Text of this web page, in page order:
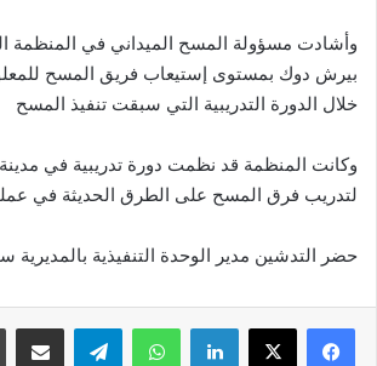
وأشادت مسؤولة المسح الميداني في المنظمة
بيرش دوك بمستوى إستيعاب فريق المسح
خلال الدورة التدريبية التي سبقت تنفيذ المسح
وكانت المنظمة قد نظمت دورة تدريبية في مدينة
لتدريب فرق المسح على الطرق الحديثة في
حضر التدشين مدير الوحدة التنفيذية بالمديرية
لينكدإن واتساب تيلقرام مشاركة